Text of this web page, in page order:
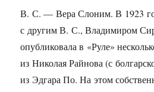
В. С. — Вера Слоним. В 1923
с другим В. С., Владимиром
опубликовала в «Руле»
из Николая Райнова (с
из Эдгара По. На этом